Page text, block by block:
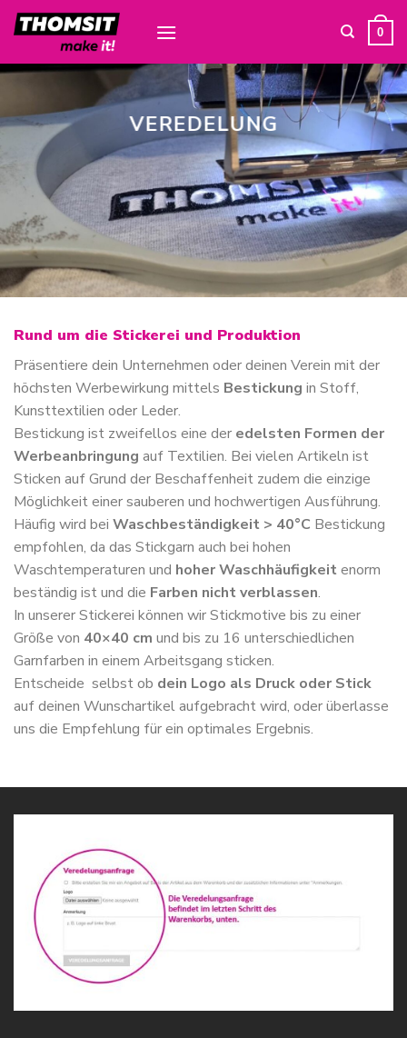
Skip
0
VEREDELUNG
Rund um die Stickerei und Produktion
Präsentiere dein Unternehmen oder deinen Verein mit der
höchsten Werbewirkung mittels Bestickung in Stoff,
Kunsttextilien oder Leder.
Bestickung ist zweifellos eine der edelsten Formen der
Werbeanbringung auf Textilien. Bei vielen Artikeln ist
Sticken auf Grund der Beschaffenheit zudem die einzige
Möglichkeit einer sauberen und hochwertigen Ausführung.
Häufig wird bei Waschbeständigkeit > 40°C Bestickung
empfohlen, da das Stickgarn auch bei hohen
Waschtemperaturen und hoher Waschhäufigkeitenorm
beständig ist und die Farben nicht verblassen.
In unserer Stickerei können wir Stickmotive bis zu einer
Größe von 40×40 cm und bis zu 16 unterschiedlichen
Garnfarben in einem Arbeitsgang sticken.
Entscheide selbst ob dein Logo als Druck oder Stick
auf deinen Wunschartikel aufgebracht wird, oder überlasse
uns die Empfehlung für ein optimales Ergebnis.